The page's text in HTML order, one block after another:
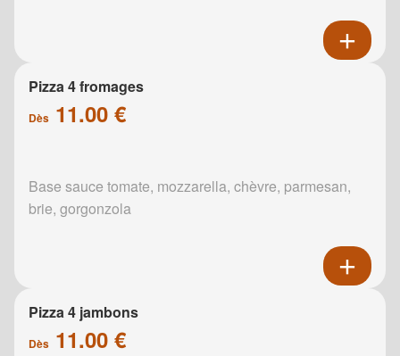
Pizza 4 fromages
Dès 11.00 €
Base sauce tomate, mozzarella, chèvre, parmesan,
brie, gorgonzola
Pizza 4 jambons
Dès 11.00 €